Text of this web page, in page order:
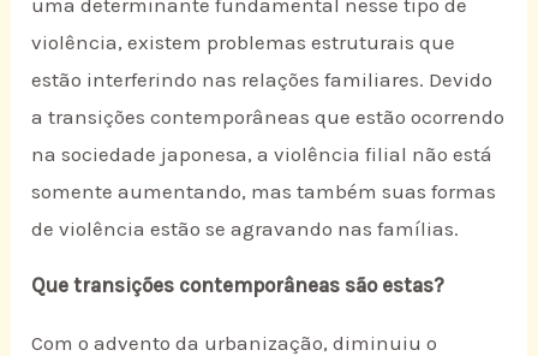
violência, existem problemas estruturais que
estão interferindo nas relações familiares. Devido
a transições contemporâneas que estão ocorrendo
na sociedade japonesa, a violência filial não está
somente aumentando, mas também suas formas
de violência estão se agravando nas famílias.
Que transições contemporâneas são estas?
Com o advento da urbanização, diminuiu o